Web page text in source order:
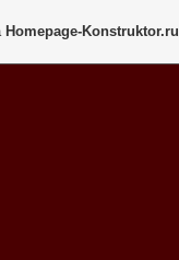
Homepage-Konstruktor.ru